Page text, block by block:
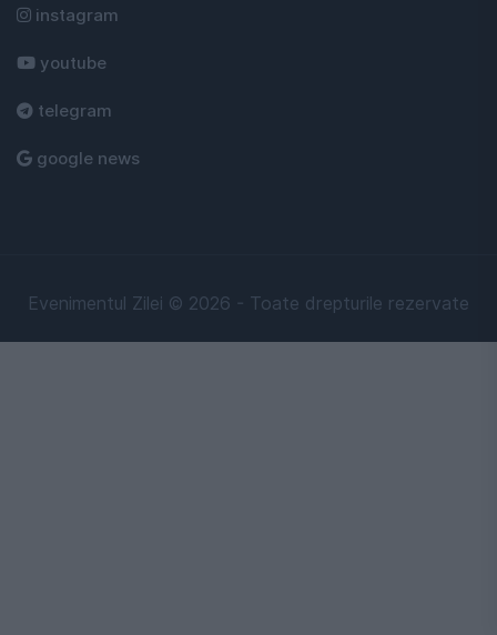
instagram
youtube
telegram
google news
Evenimentul Zilei © 2026 - Toate drepturile rezervate